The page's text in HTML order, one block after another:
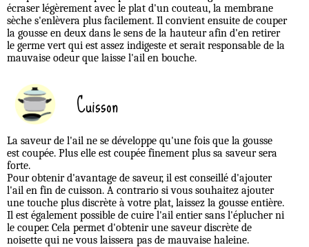
écraser légèrement avec le plat d'un couteau, la membrane
sèche s'enlèvera plus facilement. Il convient ensuite de couper
la gousse en deux dans le sens de la hauteur afin d'en retirer
le germe vert qui est assez indigeste et serait responsable de la
mauvaise odeur que laisse l'ail en bouche.
Cuisson
La saveur de l'ail ne se développe qu'une fois que la gousse
est coupée. Plus elle est coupée finement plus sa saveur sera
forte.
Pour obtenir d'avantage de saveur, il est conseillé d'ajouter
l'ail en fin de cuisson. A contrario si vous souhaitez ajouter
une touche plus discrète à votre plat, laissez la gousse entière.
Il est également possible de cuire l'ail entier sans l'éplucher ni
le couper. Cela permet d'obtenir une saveur discrète de
noisette qui ne vous laissera pas de mauvaise haleine.